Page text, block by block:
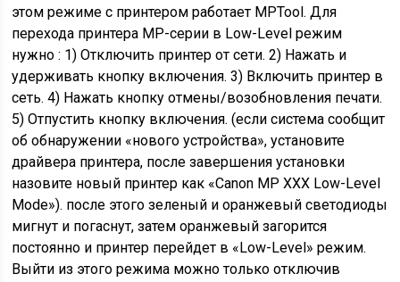
этом режиме с принтером работает MPTool. Для
перехода принтера MP-серии в Low-Level режим
нужно : 1) Отключить принтер от сети. 2) Нажать и
удерживать кнопку включения. 3) Включить принтер в
сеть. 4) Нажать кнопку отмены/возобновления печати.
5) Отпустить кнопку включения. (если система сообщит
об обнаружении «нового устройства», установите
драйвера принтера, после завершения установки
назовите новый принтер как «Canon MP XXX Low-Level
Mode»). после этого зеленый и оранжевый светодиоды
мигнут и погаснут, затем оранжевый загорится
постоянно и принтер перейдет в «Low-Level» режим.
Выйти из этого режима можно только отключив